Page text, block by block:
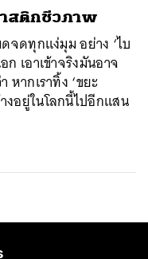
สติกชีวภาพ
จดทุกแง่มุม อย่าง ‘ไบ
เอาเข้าจริงมันอาจ
หากเราทิ้ง ‘ขยะ
อยู่ในโลกนี้ไปอีกแสน